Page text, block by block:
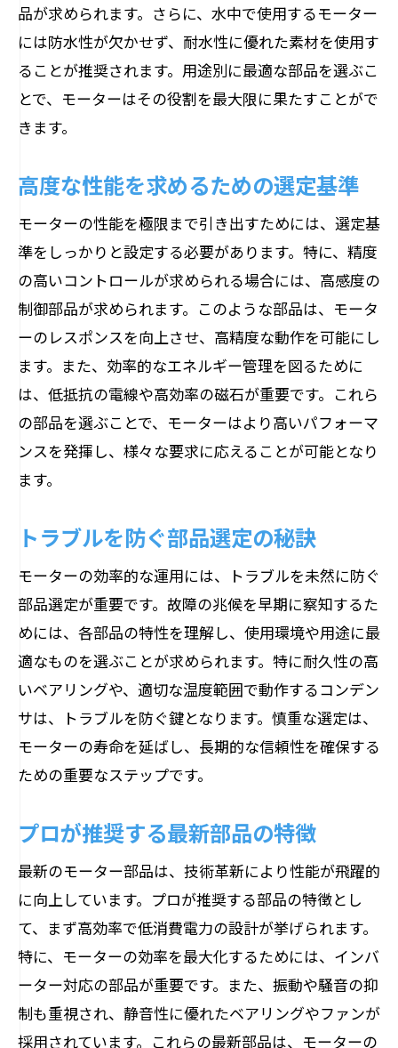
品が求められます。さらに、水中で使用するモーター
には防水性が欠かせず、耐水性に優れた素材を使用す
ることが推奨されます。用途別に最適な部品を選ぶこ
とで、モーターはその役割を最大限に果たすことがで
きます。
高度な性能を求めるための選定基準
モーターの性能を極限まで引き出すためには、選定基
準をしっかりと設定する必要があります。特に、精度
の高いコントロールが求められる場合には、高感度の
制御部品が求められます。このような部品は、モータ
ーのレスポンスを向上させ、高精度な動作を可能にし
ます。また、効率的なエネルギー管理を図るために
は、低抵抗の電線や高効率の磁石が重要です。これら
の部品を選ぶことで、モーターはより高いパフォーマ
ンスを発揮し、様々な要求に応えることが可能となり
ます。
トラブルを防ぐ部品選定の秘訣
モーターの効率的な運用には、トラブルを未然に防ぐ
部品選定が重要です。故障の兆候を早期に察知するた
めには、各部品の特性を理解し、使用環境や用途に最
適なものを選ぶことが求められます。特に耐久性の高
いベアリングや、適切な温度範囲で動作するコンデン
サは、トラブルを防ぐ鍵となります。慎重な選定は、
モーターの寿命を延ばし、長期的な信頼性を確保する
ための重要なステップです。
プロが推奨する最新部品の特徴
最新のモーター部品は、技術革新により性能が飛躍的
に向上しています。プロが推奨する部品の特徴とし
て、まず高効率で低消費電力の設計が挙げられます。
特に、モーターの効率を最大化するためには、インバ
ーター対応の部品が重要です。また、振動や騒音の抑
制も重視され、静音性に優れたベアリングやファンが
採用されています。これらの最新部品は、モーターの